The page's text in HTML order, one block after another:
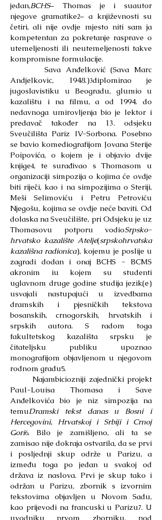
jedan,BCHS– Thomas je i suautor
njegove gramatike2– a književnosti su
četiri, ali nije ovdje mjesto niti sam ja
kompetentan za pokretanje rasprave o
utemeljenosti ili neutemeljenosti takve
kompromisne formulacije.
Sava Anđelković (Sava Marc
Andjelkovic, 1948.)3diplomirao je
jugoslavistiku u Beogradu, glumio u
kazalištu i na filmu, a od 1994. do
nedavnoga umirovljenja bio je lektor i
predavač također na 13. odsjeku
Sveučilišta Pariz IV-Sorbona. Posebno
se bavio komediografijom Jovana Sterije
Poipovića, o kojem je i objavio dvije
knjige4, te surađivao s Thomasom u
organizaciji simpozija o kojima će ovdje
biti riječi, kao i na simpozijima o Steriji,
Meši Selimoviću i Petru Petroviću
Njegošu, kojima se ovdje neće baviti. Od
dolaska na Sveučilište, pri Odsjeku je uz
Thomasovu potporu vodioSrpsko-
hrvatsko kazalište Atelje(srpskohrvatska
kazališna radionica), kojemu je poslije u
zagradi dodan i onaj BCHS - BCMS
akronim iu kojem su studenti
uglavnom druge godine studija jezik(e)
usvajali nastupajući u izvedbama
dramskih i pjesničkih tekstova
bosanskih, crnogorskih, hrvatskih i
srpskih autora. S radom toga
fakultetskog kazališta srpsku je
čitateljsku publiku upoznao
monografijom objavljenom u njegovom
rodnom gradu5.
Najambiciozniji zajednički projekt
Paul-Louisa Thomasa i Save
Anđelkovića bio je niz simpozija na
temuDramski tekst danas u Bosni i
Hercegovini, Hrvatskoj i Srbiji i Crnoj
Gori6. Bilo je zamišljeno, ali ta se
zamisao nije dokraja ostvarila, da se prvi
i posljednji skup održe u Parizu, a
između toga po jedan u svakoj od
država iz naslova. Prvi je skup tako i
održan u Parizu, zbornik s izvornim
tekstovima objavljen u Novom Sadu,
kao prijevodi na francuski u Parizu7. U
uvodniku prvom zborniku, pod